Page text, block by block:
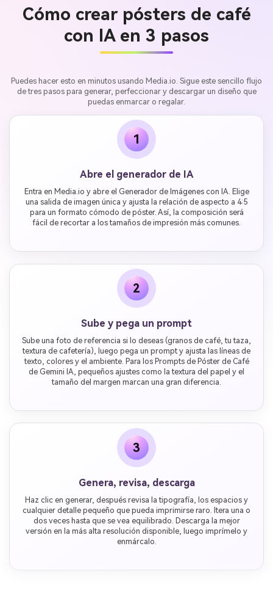
Cómo crear pósters de café
con IA en 3 pasos
Puedes hacer esto en minutos usando Media.io. Sigue este sencillo flujo
de tres pasos para generar, perfeccionar y descargar un diseño que
puedas enmarcar o regalar.
1
Abre el generador de IA
Entra en Media.io y abre el Generador de Imágenes con IA. Elige
una salida de imagen única y ajusta la relación de aspecto a 4:5
para un formato cómodo de póster. Así, la composición será
fácil de recortar a los tamaños de impresión más comunes.
2
Sube y pega un prompt
Sube una foto de referencia si lo deseas (granos de café, tu taza,
textura de cafetería), luego pega un prompt y ajusta las líneas de
texto, colores y el ambiente. Para los Prompts de Póster de Café
de Gemini IA, pequeños ajustes como la textura del papel y el
tamaño del margen marcan una gran diferencia.
3
Genera, revisa, descarga
Haz clic en generar, después revisa la tipografía, los espacios y
cualquier detalle pequeño que pueda imprimirse raro. Itera una o
dos veces hasta que se vea equilibrado. Descarga la mejor
versión en la más alta resolución disponible, luego imprímelo y
enmárcalo.